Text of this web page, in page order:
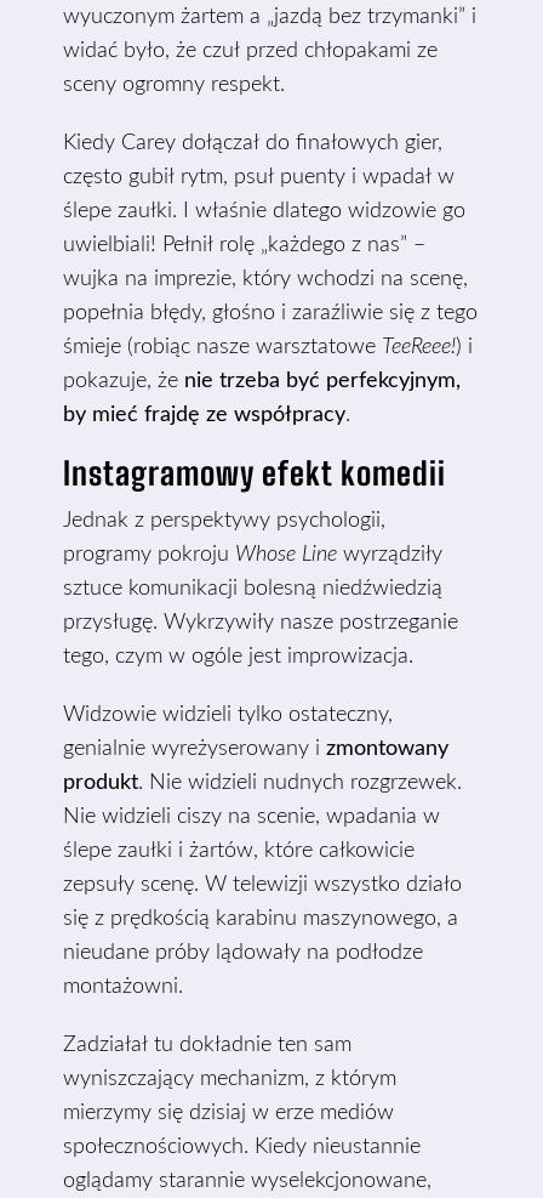
wyuczonym żartem a „jazdą bez trzymanki” i
widać było, że czuł przed chłopakami ze
sceny ogromny respekt.
Kiedy Carey dołączał do finałowych gier,
często gubił rytm, psuł puenty i wpadał w
ślepe zaułki. I właśnie dlatego widzowie go
uwielbiali! Pełnił rolę „każdego z nas” –
wujka na imprezie, który wchodzi na scenę,
popełnia błędy, głośno i zaraźliwie się z tego
śmieje (robiąc nasze warsztatowe TeeReee!) i
pokazuje, że nie trzeba być perfekcyjnym,
by mieć frajdę ze współpracy.
Instagramowy efekt komedii
Jednak z perspektywy psychologii,
programy pokroju Whose Line wyrządziły
sztuce komunikacji bolesną niedźwiedzią
przysługę. Wykrzywiły nasze postrzeganie
tego, czym w ogóle jest improwizacja.
Widzowie widzieli tylko ostateczny,
genialnie wyreżyserowany izmontowany
produkt. Nie widzieli nudnych rozgrzewek.
Nie widzieli ciszy na scenie, wpadania w
ślepe zaułki i żartów, które całkowicie
zepsuły scenę. W telewizji wszystko działo
się z prędkością karabinu maszynowego, a
nieudane próby lądowały na podłodze
montażowni.
Zadziałał tu dokładnie ten sam
wyniszczający mechanizm, z którym
mierzymy się dzisiaj w erze mediów
społecznościowych. Kiedy nieustannie
oglądamy starannie wyselekcjonowane,